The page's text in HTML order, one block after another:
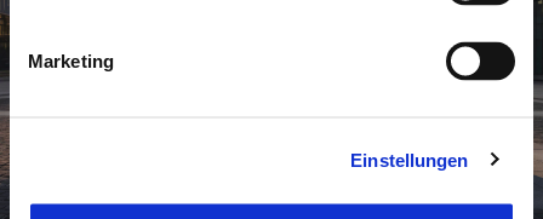
Marketing
Einstellungen